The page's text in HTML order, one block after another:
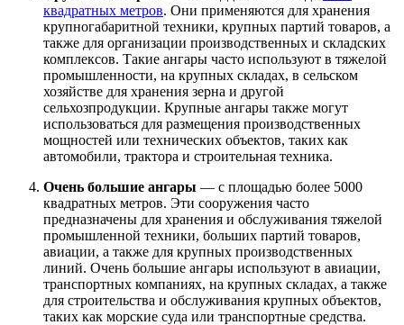
квадратных метров. Они применяются для хранения
крупногабаритной техники, крупных партий товаров, а
также для организации производственных и складских
комплексов. Такие ангары часто используют в тяжелой
промышленности, на крупных складах, в сельском
хозяйстве для хранения зерна и другой
сельхозпродукции. Крупные ангары также могут
использоваться для размещения производственных
мощностей или технических объектов, таких как
автомобили, трактора и строительная техника.
Очень большие ангары — с площадью более 5000
квадратных метров. Эти сооружения часто
предназначены для хранения и обслуживания тяжелой
промышленной техники, больших партий товаров,
авиации, а также для крупных производственных
линий. Очень большие ангары используют в авиации,
транспортных компаниях, на крупных складах, а также
для строительства и обслуживания крупных объектов,
таких как морские суда или транспортные средства.